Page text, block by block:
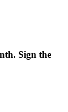
Sign the